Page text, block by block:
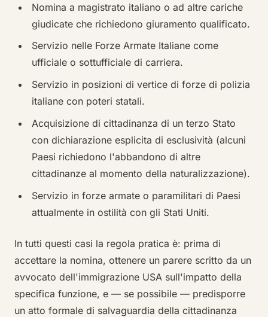
Nomina a magistrato italiano o ad altre cariche
giudicate che richiedono giuramento qualificato.
Servizio nelle Forze Armate Italiane come
ufficiale o sottufficiale di carriera.
Servizio in posizioni di vertice di forze di polizia
italiane con poteri statali.
Acquisizione di cittadinanza di un terzo Stato
con dichiarazione esplicita di esclusività (alcuni
Paesi richiedono l'abbandono di altre
cittadinanze al momento della naturalizzazione).
Servizio in forze armate o paramilitari di Paesi
attualmente in ostilità con gli Stati Uniti.
In tutti questi casi la regola pratica è: prima di
accettare la nomina, ottenere un parere scritto da un
avvocato dell'immigrazione USA sull'impatto della
specifica funzione, e — se possibile — predisporre
un atto formale di salvaguardia della cittadinanza